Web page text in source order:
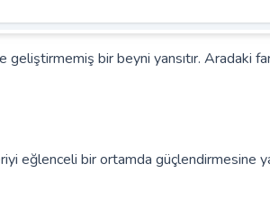
bir beyni yansıtır. Aradaki
eğlenceli bir ortamda güçlendirmesine